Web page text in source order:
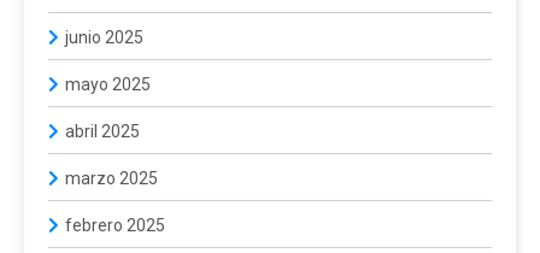
junio 2025
mayo 2025
abril 2025
marzo 2025
febrero 2025